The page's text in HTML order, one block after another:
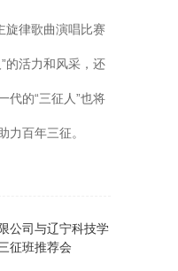
律歌曲演唱比赛
的活力和风采，还
代的“三征人”也将
力百年三征。
公司与辽宁科技学
征班推荐会